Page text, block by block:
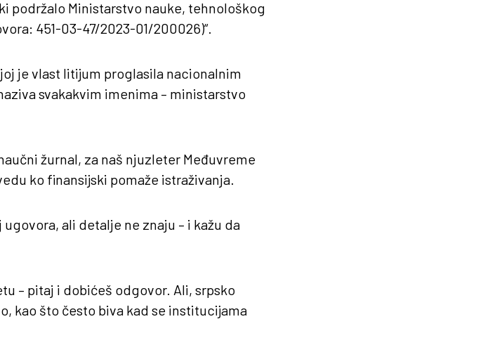
podržalo Ministarstvo nauke, tehnološkog
451-03-47/2023-01/200026)“.
je vlast litijum proglasila nacionalnim
svakakvim imenima – ministarstvo
žurnal, za naš njuzleter Međuvreme
ko finansijski pomaže istraživanja.
ali detalje ne znaju – i kažu da
– pitaj i dobićeš odgovor. Ali, srpsko
kao što često biva kad se institucijama